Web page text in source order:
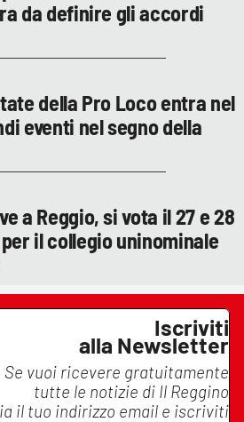
da definire gli accordi
della Pro Loco entra nel
eventi nel segno della
a Reggio, si vota il 27 e 28
il collegio uninominale
Iscriviti
alla Newsletter
Se vuoi ricevere gratuitamente
tutte le notizie di Il Reggino
il tuo indirizzo email e iscriviti